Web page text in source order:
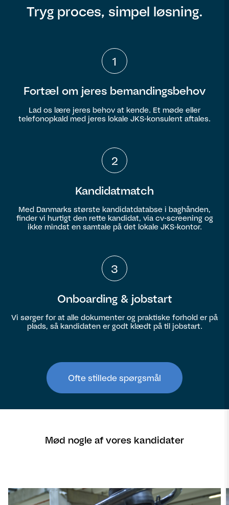
Tryg proces, simpel løsning.
1
Fortæl om jeres bemandingsbehov
Lad os lære jeres behov at kende. Et møde eller
telefonopkald med jeres lokale JKS-konsulent aftales.
2
Kandidatmatch
Med Danmarks største kandidatdatabse i baghånden,
finder vi hurtigt den rette kandidat, via cv-screening og
ikke mindst en samtale på det lokale JKS-kontor.
3
Onboarding & jobstart
Vi sørger for at alle dokumenter og praktiske forhold er på
plads, så kandidaten er godt klædt på til jobstart.
Ofte stillede spørgsmål
Mød nogle af vores kandidater